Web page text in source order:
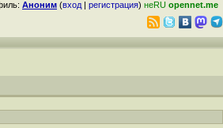
Аноним (вход | регистрация) неRU opennet.me